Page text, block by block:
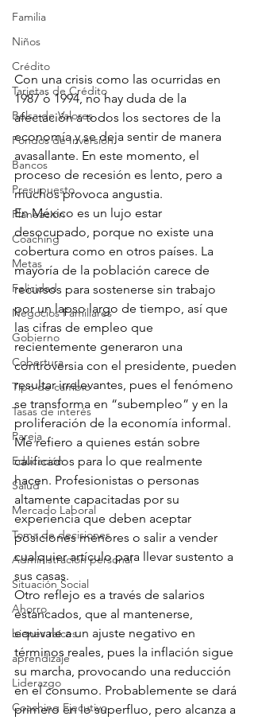
Familia
Niños
Crédito
Tarjetas de Crédito
Bolsa de Valores
Fondos de Inversión
Bancos
Presupuesto
Planeación
Coaching
Metas
Felicidad
Negocios Familiares
Gobierno
Cobertura
Tipo de cambio
Tasas de interés
Pareja
Educación
Salud
Mercado Laboral
Toma de decisiones
Administración personal
Situación Social
Ahorro
bienes raíces
aprendizaje
Liderazgo
Coaching Ejecutivo
Con una crisis como las ocurridas en
1987 ó 1994, no hay duda de la
afectación a todos los sectores de la
economía y se deja sentir de manera
avasallante. En este momento, el
proceso de recesión es lento, pero a
muchos provoca angustia.
En México es un lujo estar
desocupado, porque no existe una
cobertura como en otros países. La
mayoría de la población carece de
recursos para sostenerse sin trabajo
por un lapso largo de tiempo, así que
las cifras de empleo que
recientemente generaron una
controversia con el presidente, pueden
resultar irrelevantes, pues el fenómeno
se transforma en “subempleo” y en la
proliferación de la economía informal.
Me refiero a quienes están sobre
calificados para lo que realmente
hacen. Profesionistas o personas
altamente capacitadas por su
experiencia que deben aceptar
posiciones menores o salir a vender
cualquier artículo para llevar sustento a
sus casas.
Otro reflejo es a través de salarios
estancados, que al mantenerse,
equivale a un ajuste negativo en
términos reales, pues la inflación sigue
su marcha, provocando una reducción
en el consumo. Probablemente se dará
primero en lo superfluo, pero alcanza a